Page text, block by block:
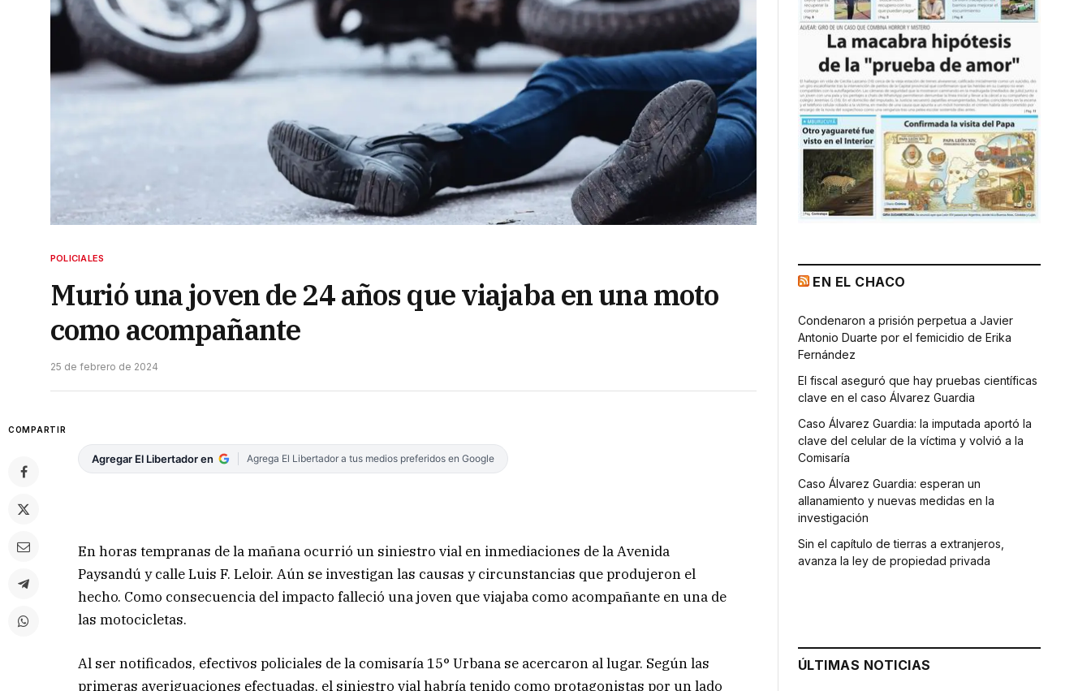
POLICIALES
Murió una joven de 24 años que viajaba en una moto
como acompañante
25 de febrero de 2024
COMPARTIR
Agregar El Libertador en Agrega El Libertador a tus medios preferidos en Google
En horas tempranas de la mañana ocurrió un siniestro vial en inmediaciones de la Avenida
Paysandú y calle Luis F. Leloir. Aún se investigan las causas y circunstancias que produjeron el
hecho. Como consecuencia del impacto falleció una joven que viajaba como acompañante en una de
las motocicletas.
Al ser notificados, efectivos policiales de la comisaría 15° Urbana se acercaron al lugar. Según las
primeras averiguaciones efectuadas, el siniestro vial habría tenido como protagonistas por un lado
EN EL CHACO
Condenaron a prisión perpetua a Javier
Antonio Duarte por el femicidio de Erika
Fernández
El fiscal aseguró que hay pruebas científicas
clave en el caso Álvarez Guardia
Caso Álvarez Guardia: la imputada aportó la
clave del celular de la víctima y volvió a la
Comisaría
Caso Álvarez Guardia: esperan un
allanamiento y nuevas medidas en la
investigación
Sin el capítulo de tierras a extranjeros,
avanza la ley de propiedad privada
ÚLTIMAS NOTICIAS